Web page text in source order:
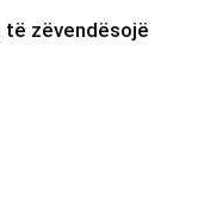
të zëvendësojë